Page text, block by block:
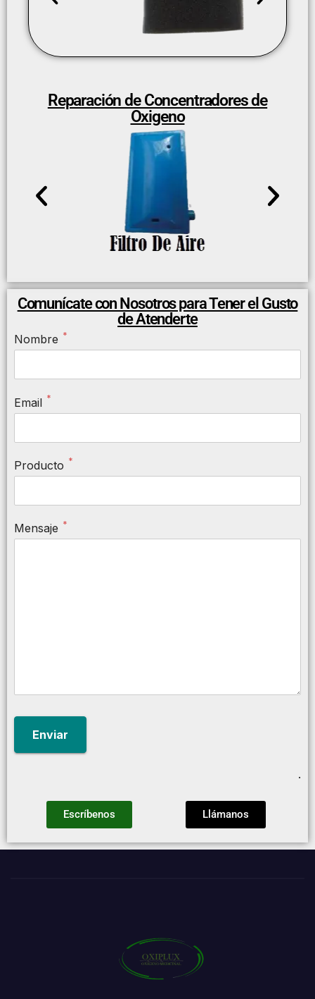
Reparación de Concentradores de
Oxigeno
Comunícate con Nosotros para Tener el Gusto
de Atenderte
Nombre *
Email *
Producto *
Mensaje *
.
Escríbenos Llámanos